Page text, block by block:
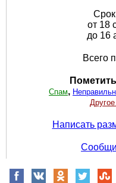
от 18
до 16
Всего
Спам,
Написать